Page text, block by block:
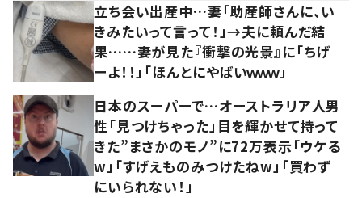
立ち会い出産中…妻「助産師さんに、い
きみたいって言って！」→夫に頼んだ結
果……妻が見た『衝撃の光景』に「ちげ
ーよ！！」「ほんとにやばいｗｗｗ」
日本のスーパーで…オーストラリア人男
性「見つけちゃった」目を輝かせて持って
きた”まさかのモノ”に72万表示「ウケる
w」「すげえものみつけたねw」「買わず
にいられない！」